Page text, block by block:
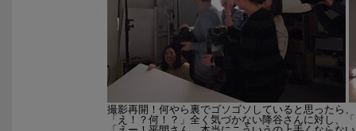
撮影再開！何やら裏でゴソゴソしていると思ったら
「え！？何！？」全く気づかない降谷さんに対し、